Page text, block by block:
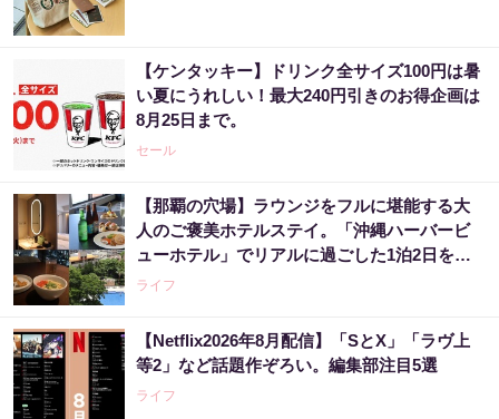
【ケンタッキー】ドリンク全サイズ100円は暑
い夏にうれしい！最大240円引きのお得企画は
8月25日まで。
セール
【那覇の穴場】ラウンジをフルに堪能する大
人のご褒美ホテルステイ。「沖縄ハーバービ
ューホテル」でリアルに過ごした1泊2日をレ
ビュー。
ライフ
【Netflix2026年8月配信】「SとX」「ラヴ上
等2」など話題作ぞろい。編集部注目5選
ライフ